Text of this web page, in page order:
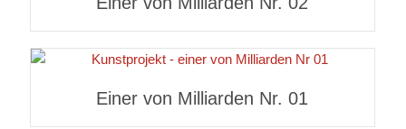
Einer von Milliarden Nr. 01